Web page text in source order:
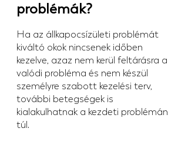
problémák?
Ha az állkapocsízületi problémát
kiváltó okok nincsenek időben
kezelve, azaz nem kerül feltárásra a
valódi probléma és nem készül
személyre szabott kezelési terv,
további betegségek is
kialakulhatnak a kezdeti problémán
túl.